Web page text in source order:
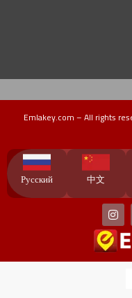
中文
Русский